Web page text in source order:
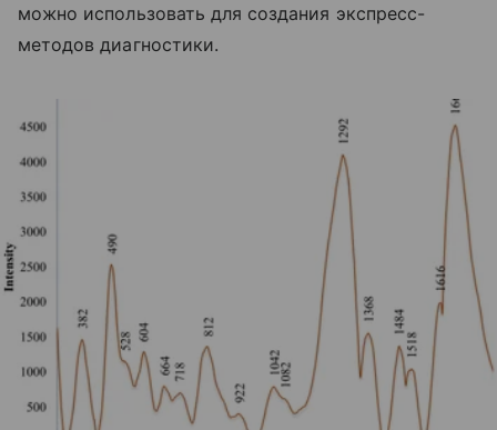
можно использовать для создания экспресс-
методов диагностики.